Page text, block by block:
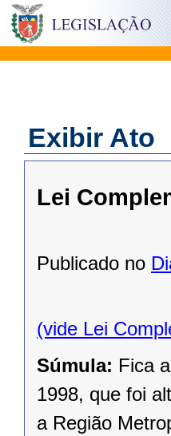
Exibir Ato
Lei
Publicado no
(vide Lei
Súmula: Fica
1998, que foi
a Região